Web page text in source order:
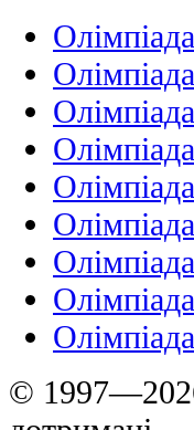
© 1997—2026